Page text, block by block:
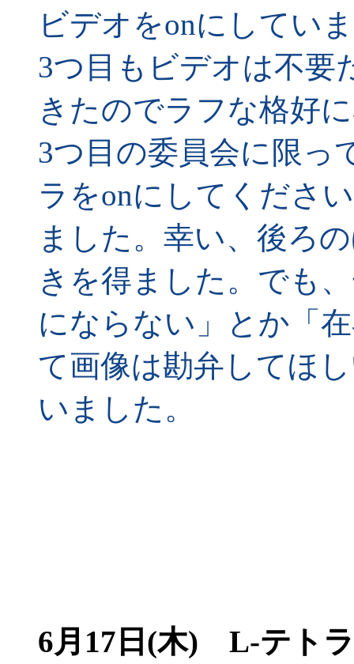
ビデオをonにしてい
3つ目もビデオは不要
きたのでラフな格好
3つ目の委員会に限っ
ラをonにしてくださ
ました。幸い、後ろ
きを得ました。でも
にならない」とか「
て画像は勘弁してほ
いました。
6月17日(木) L-テトラ